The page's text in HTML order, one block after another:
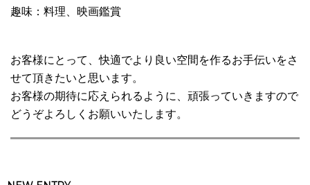
趣味：料理、映画鑑賞
お客様にとって、快適でより良い空間を作るお手伝いをさ
せて頂きたいと思います。
お客様の期待に応えられるように、頑張っていきますので
どうぞよろしくお願いいたします。